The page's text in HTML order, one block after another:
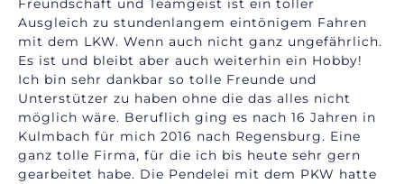
Freundschaft und Teamgeist ist ein toller
Ausgleich zu stundenlangem eintönigem Fahren
mit dem LKW. Wenn auch nicht ganz ungefährlich.
Es ist und bleibt aber auch weiterhin ein Hobby!
Ich bin sehr dankbar so tolle Freunde und
Unterstützer zu haben ohne die das alles nicht
möglich wäre. Beruflich ging es nach 16 Jahren in
Kulmbach für mich 2016 nach Regensburg. Eine
ganz tolle Firma, für die ich bis heute sehr gern
gearbeitet habe. Die Pendelei mit dem PKW hatte